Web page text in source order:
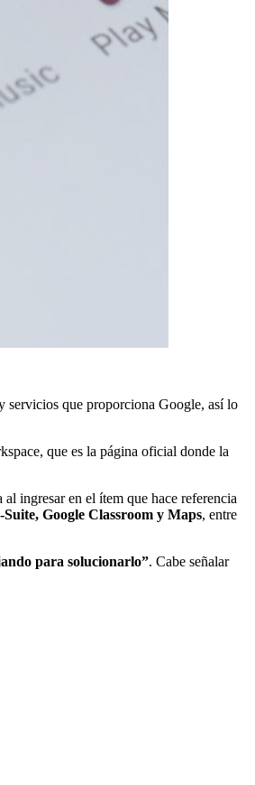
servicios que proporciona Google, así lo
que es la página oficial donde la
ingresar en el ítem que hace referencia
Google Classroom y Maps, entre
para solucionarlo”. Cabe señalar